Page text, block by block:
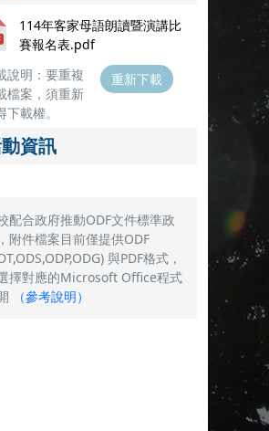
114年客家母語朗讀暨演講比
賽報名表.pdf
說明：要重複
檔案，須重新
下載權。
重新下載
資訊
配合政府推動ODF文件標準政
附件檔案目前僅提供ODF
與PDF格式，
擇對應的Microsoft Office程式
（參考說明）